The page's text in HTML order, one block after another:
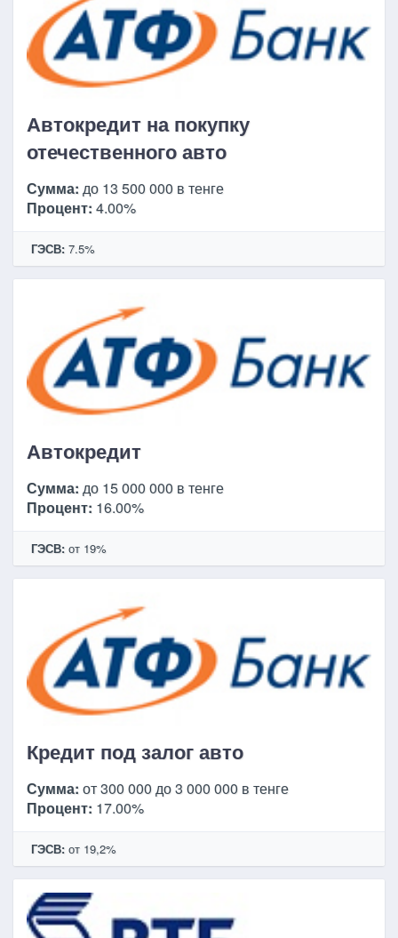
Автокредит на покупку
отечественного авто
Сумма: до 13 500 000 в тенге
Процент: 4.00%
ГЭСВ: 7.5%
Автокредит
Сумма: до 15 000 000 в тенге
Процент: 16.00%
ГЭСВ: от 19%
Кредит под залог авто
Сумма: от 300 000 до 3 000 000 в тенге
Процент: 17.00%
ГЭСВ: от 19,2%